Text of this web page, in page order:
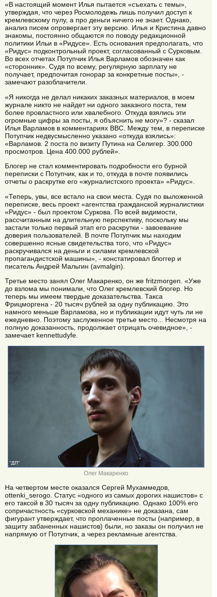
«В настоящий момент Илья пытается «съехать с темы»,
утверждая, что через Росмолодежь лишь получил доступ к
кремлевскому пулу, а про деньги ничего не знает. Однако,
анализ писем опровергает эту версию. Илья и Кристина давно
знакомы, постоянно общаются по поводу редакционной
политики Ильи в «Ридусе». Есть основания предполагать, что
«Ридус» подконтрольный проект, согласованный с Сурковым.
Во всех отчетах Потупчик Илья Варламов обозначен как
«сторонник». Судя по всему, регулярную зарплату не
получает, предпочитая гонорар за конкретные посты», -
замечают разоблачители.
«Я никогда не делал никаких заказных материалов, в моем
журнале никто не найдет ни одного заказного поста, тем
более провластного или хвалебного. Откуда взялись эти
огромные цифры за посты, я объяснить не могу»? - сказал
Илья Варламов в комментариях BBC. Между тем, в переписке
Потупчик недвусмысленно указано «откуда взялись»:
«Варламов. 2 поста по визиту Путина на Селигер. 300.000
просмотров. Цена 400.000 рублей».
Блогер не стал комментировать подробности его бурной
переписки с Потупчик, как и то, откуда в почте появились
отчеты о раскрутке его «журналистского проекта» «Ридус».
«Теперь, увы, все встало на свои места. Судя по выложенной
переписке, весь проект «агентства гражданской журналистики
«Ридус» - был проектом Суркова. По всей видимости,
рассчитанным на длительную перспективу, поскольку мы
застали только первый этап его раскрутки - завоевание
доверия пользователей. В почте Потупчик мы находим
совершенно ясные свидетельства того, что «Ридус»
раскручивался на деньги и силами кремлевской
пропагандистской машины», - констатировал блоггер и
писатель Андрей Мальгин (avmalgin).
Третье место занял Олег Макаренко, он же fritzmorgen. «Уже
до взлома мы понимали, что Олег кремлевский блогер. Но
теперь мы имеем твердые доказательства. Такса
Фрицморгена - 20 тысяч рублей за одну публикацию. Это
намного меньше Варламова, но и публикации идут чуть ли не
ежедневно. Поэтому заслуженное третье место... Несмотря на
полную доказанность, продолжает отрицать очевидное», -
замечает kennettudyfe.
Олег Макаренко
На четвертом месте оказался Сергей Мухаммедов,
ottenki_serogo. Статус «одного из самых дорогих нашистов» с
его таксой в 30 тысяч за одну публикацию. Однако 100% его
сопричастность «сурковской механике» не доказана, сам
фигурант утверждает, что проплаченные посты (например, в
защиту забаненных нашистов) были, но заказы он получил не
напрямую от Потупчик, а через рекламные агентства.